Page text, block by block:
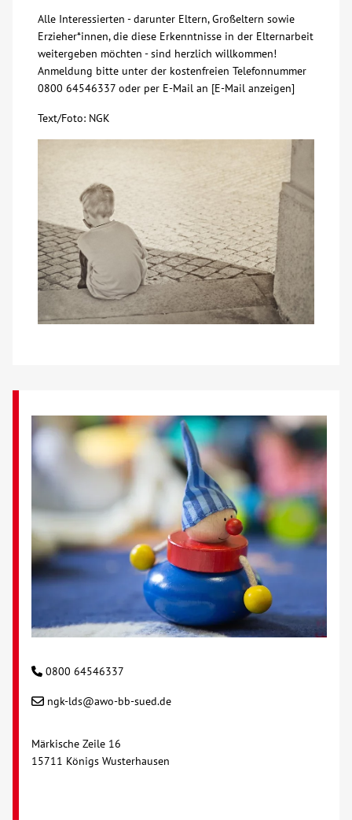
Ausbildung
Glossar
AWO BB Süd
Alle Interessierten - darunter Eltern, Großeltern sowie
Erzieher*innen, die diese Erkenntnisse in der Elternarbeit
weitergeben möchten - sind herzlich willkommen!
Anmeldung bitte unter der kostenfreien Telefonnummer
0800 64546337 oder per E-Mail an [E-Mail anzeigen]
Text/Foto: NGK
0800 64546337
ngk-lds@awo-bb-sued.de
Märkische Zeile 16
15711 Königs Wusterhausen